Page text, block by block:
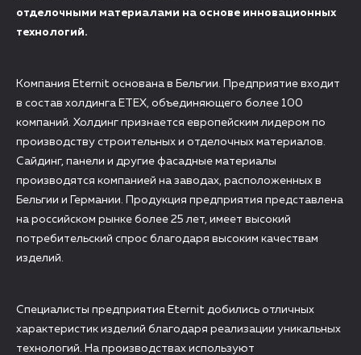
отделочными материалами на основе инновационных
технологий.
Компания Eternit основана в Бельгии. Предприятие входит
в состав холдинга ETEX, объединяющего более 100
компаний. Холдинг признается европейским лидером по
производству строительных и отделочных материалов.
Сайдинг, панели и другие фасадные материалы
производятся компанией на заводах, расположенных в
Бельгии и Германии. Продукция предприятия представлена
на российском рынке более 25 лет, имеет высокий
потребительский спрос благодаря высоким качествам
изделий.
Специалисты предприятия Eternit добились отличных
характеристик изделий благодаря реализации уникальных
технологий. На производствах используют